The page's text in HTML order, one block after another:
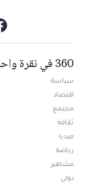
360 في نقرة واحدة
سياسة
اقتصاد
مجتمع
ثقافة
ميديا
رياضة
مشاهير
دولي